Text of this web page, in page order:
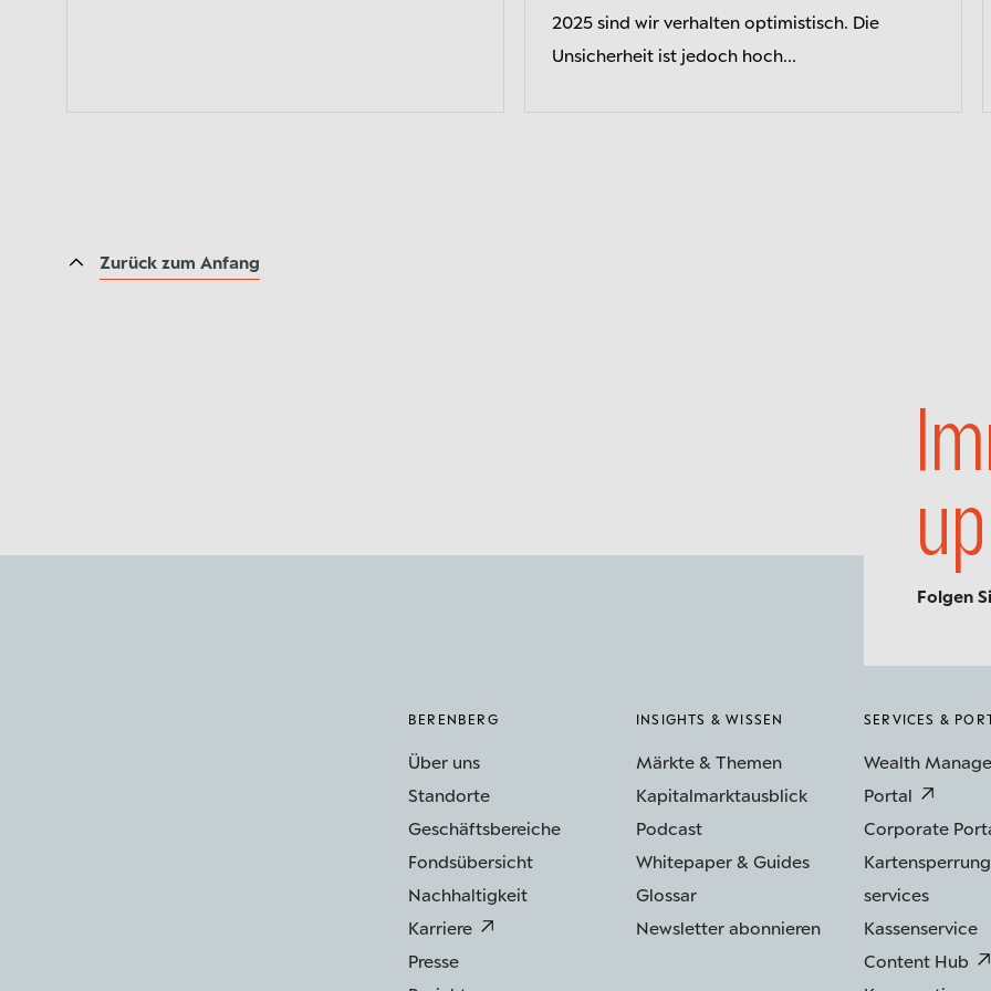
2025 sind wir verhalten optimistisch. Die
Unsicherheit ist jedoch hoch...
Folgen
Zurück zum Anfang
BERENBERG
Über uns
Standorte
Geschäftsbereiche
Fondsübersicht
Nachhaltigkeit
Karriere
Presse
INSIGHTS & WISSEN
Märkte & Themen
Kapitalmarktausblick
Podcast
Whitepaper & Guides
Glossar
Newsletter abonnieren
SERVICES &
Wealth
Portal
Corporate
services
Kassenservice
Content Hub